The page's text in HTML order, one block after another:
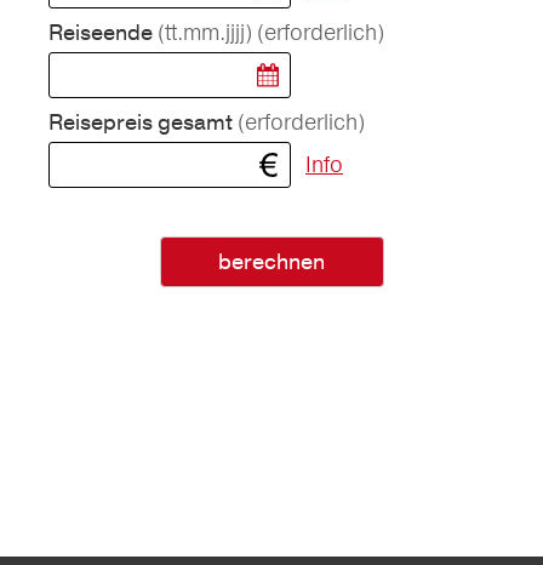
Reiseende (tt.mm.jjjj) (erforderlich)
Reisepreis gesamt (erforderlich)
Info
berechnen